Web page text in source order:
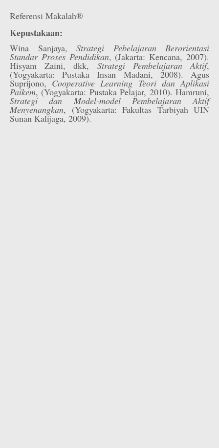
Referensi Makalah®
Kepustakaan:
Wina Sanjaya, Strategi Pebelajaran Berorientasi
Standar Proses Pendidikan, (Jakarta: Kencana, 2007).
Hisyam Zaini, dkk, Strategi Pembelajaran Aktif,
(Yogyakarta: Pustaka Insan Madani, 2008). Agus
Suprijono, Cooperative Learning Teori dan Aplikasi
Paikem, (Yogyakarta: Pustaka Pelajar, 2010). Hamruni,
Strategi dan Model-model Pembelajaran Aktif
Menyenangkan, (Yogyakarta: Fakultas Tarbiyah UIN
Sunan Kalijaga, 2009).